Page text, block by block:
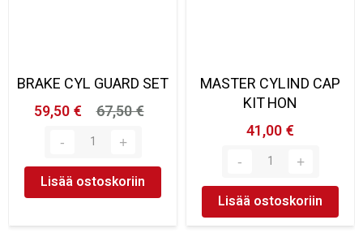
BRAKE CYL GUARD SET
59,50 €
67,50 €
Lisää ostoskoriin
MASTER CYLIND CAP
KIT HON
41,00 €
Lisää ostoskoriin